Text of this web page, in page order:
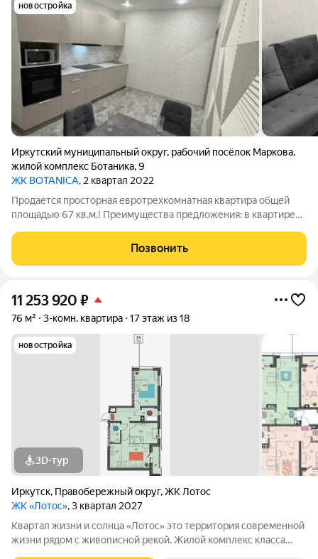
новостройка
Иркутский муниципальный округ, рабочий посёлок Маркова,
жилой комплекс Ботаника,9
ЖК BOTANICA, 2 квартал 2022
Продается просторная евротрехкомнатная квартира общей
площадью 67 кв.м.! Преимущества предложения: в квартире
в корридоре, ванной, на кухне; установлен
кондиционер;новому собственнику остается
Позвонить
11 253 920 ₽
76 м² 3-комн. квартира 17 этаж из 18
новостройка
3D-тур
Иркутск, Правобережный округ,ЖК Лотос
ЖК «Лотос», 3 квартал 2027
Квартал жизни и солнца «Лотос» это территория современной
жизни рядом с живописной рекой. Жилой комплекс класса